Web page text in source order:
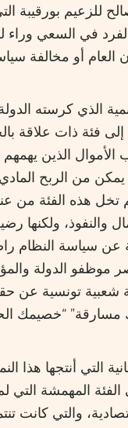
للزعيم بورقيبة
في السعي وراء
العام أو مخالفة
الذي كرسته
فئة ذات علاقة
الذين يهمهم
يمكن من الربح
تخل هذه الفئة من
والنفوذ، ولكنها
عن سياسة النظام
موظفو الدولة
شعبية تونسية عن
مسارقة” “خصيمك
التي أنتجها هذا
المهمشة التي
والتي كانت